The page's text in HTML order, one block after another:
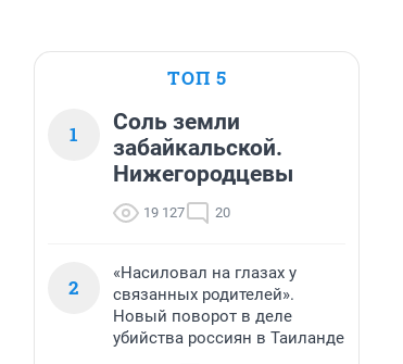
ТОП 5
1
Соль земли
забайкальской.
Нижегородцевы
19 127 20
2
«Насиловал на глазах у
связанных родителей».
Новый поворот в деле
убийства россиян в Таиланде